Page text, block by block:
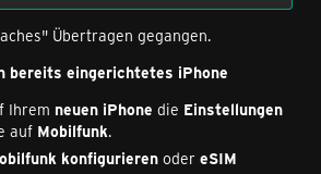
Übertragen gegangen.
bereits eingerichtetes iPhone
Ihrem neuen iPhone die Einstellungen
auf Mobilfunk.
konfigurieren oder eSIM